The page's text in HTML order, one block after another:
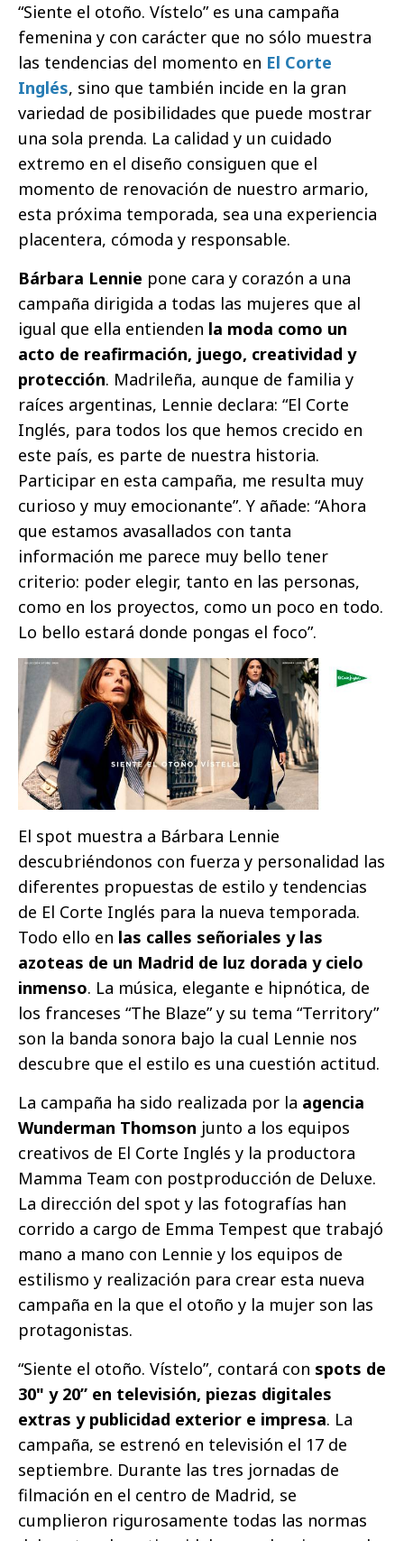
“Siente el otoño. Vístelo” es una campaña
femenina y con carácter que no sólo muestra
las tendencias del momento en El Corte
Inglés, sino que también incide en la gran
variedad de posibilidades que puede mostrar
una sola prenda. La calidad y un cuidado
extremo en el diseño consiguen que el
momento de renovación de nuestro armario,
esta próxima temporada, sea una experiencia
placentera, cómoda y responsable.
Bárbara Lennie pone cara y corazón a una
campaña dirigida a todas las mujeres que al
igual que ella entienden la moda como un
acto de reafirmación, juego, creatividad y
protección. Madrileña, aunque de familia y
raíces argentinas, Lennie declara: “El Corte
Inglés, para todos los que hemos crecido en
este país, es parte de nuestra historia.
Participar en esta campaña, me resulta muy
curioso y muy emocionante”. Y añade: “Ahora
que estamos avasallados con tanta
información me parece muy bello tener
criterio: poder elegir, tanto en las personas,
como en los proyectos, como un poco en todo.
Lo bello estará donde pongas el foco”.
El spot muestra a Bárbara Lennie
descubriéndonos con fuerza y personalidad las
diferentes propuestas de estilo y tendencias
de El Corte Inglés para la nueva temporada.
Todo ello en las calles señoriales y las
azoteas de un Madrid de luz dorada y cielo
inmenso. La música, elegante e hipnótica, de
los franceses “The Blaze” y su tema “Territory”
son la banda sonora bajo la cual Lennie nos
descubre que el estilo es una cuestión actitud.
La campaña ha sido realizada por la agencia
Wunderman Thomson junto a los equipos
creativos de El Corte Inglés y la productora
Mamma Team con postproducción de Deluxe.
La dirección del spot y las fotografías han
corrido a cargo de Emma Tempest que trabajó
mano a mano con Lennie y los equipos de
estilismo y realización para crear esta nueva
campaña en la que el otoño y la mujer son las
protagonistas.
“Siente el otoño. Vístelo”, contará con spots de
30" y 20” en televisión, piezas digitales
extras y publicidad exterior e impresa. La
campaña, se estrenó en televisión el 17 de
septiembre. Durante las tres jornadas de
filmación en el centro de Madrid, se
cumplieron rigurosamente todas las normas